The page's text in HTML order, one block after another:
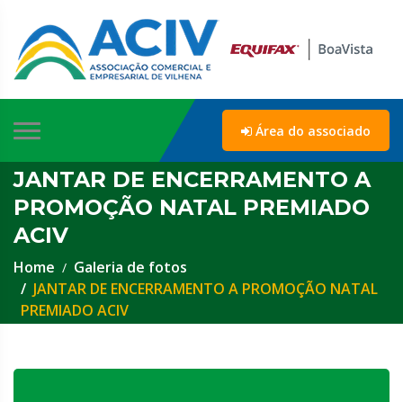
Área do associado
JANTAR DE ENCERRAMENTO A
PROMOÇÃO NATAL PREMIADO
ACIV
Home
Galeria de fotos
JANTAR DE ENCERRAMENTO A PROMOÇÃO NATAL
PREMIADO ACIV